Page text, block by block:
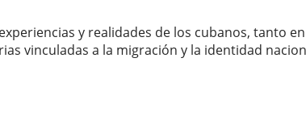
y realidades de los cubanos, tanto
vinculadas a la migración y la identidad